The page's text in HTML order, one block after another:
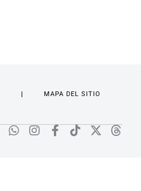
MAPA DEL SITIO